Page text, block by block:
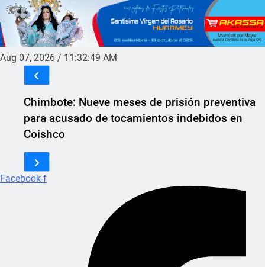
Aug 07, 2026 / 11:32:49 AM
Chimbote: Nueve meses de prisión preventiva
para acusado de tocamientos indebidos en
Coishco
Facebook-f